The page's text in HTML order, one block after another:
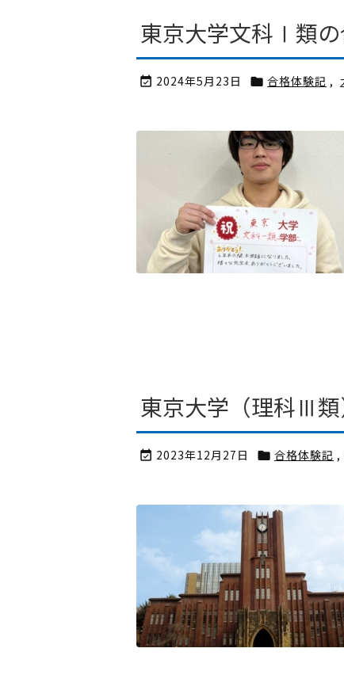
東京大学文科Ⅰ類の
 2024年5月23日  合格体験記 ,
東京大学（理科Ⅲ類
 2023年12月27日  合格体験記 ,